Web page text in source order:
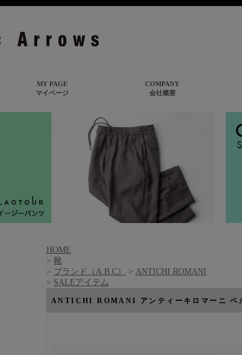
HOME
> 靴
> ブランド（A.B.C） > ANTICHI ROMANI
> SALEアイテム
ANTICHI ROMANI アンティーキロマーニ ベ